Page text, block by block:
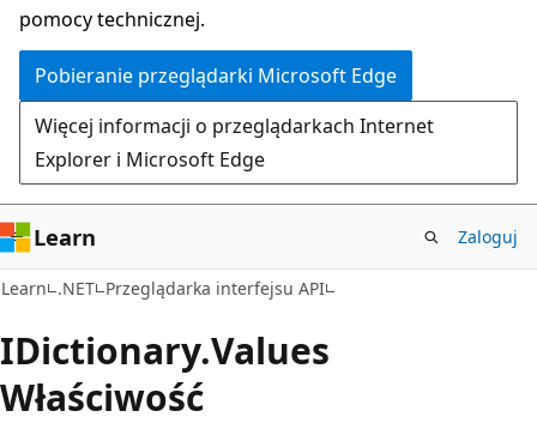
pomocy technicznej.
Pobieranie przeglądarki Microsoft Edge
Więcej informacji o przeglądarkach Internet
Explorer i Microsoft Edge
Learn Zaloguj
Learn .NET Przeglądarka interfejsu API
IDictionary.Values
Właściwość